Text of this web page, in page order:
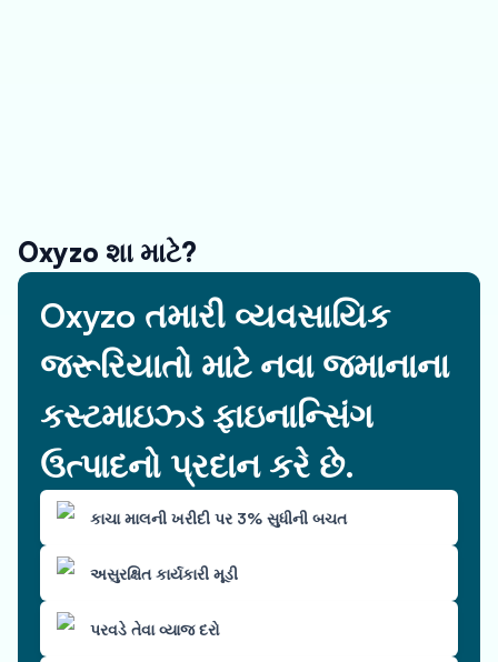
Oxyzo શા માટે?
Oxyzo તમારી વ્યવસાયિક
જરૂરિયાતો માટે નવા જમાનાના
કસ્ટમાઇઝ્ડ ફાઇનાન્સિંગ
ઉત્પાદનો પ્રદાન કરે છે.
કાચા માલની ખરીદી પર 3% સુધીની બચત
અસુરક્ષિત કાર્યકારી મૂડી
પરવડે તેવા વ્યાજ દરો